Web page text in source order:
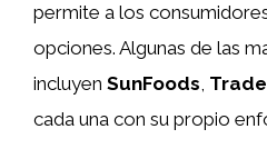
permite a los
opciones. Algunas de las
incluyen SunFoods,
cada una con su propio